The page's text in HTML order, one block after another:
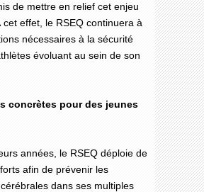
de mettre en relief cet enjeu
effet, le RSEQ continuera à
nécessaires à la sécurité
évoluant au sein de son
concrètes pour des jeunes
années, le RSEQ déploie de
afin de prévenir les
dans ses multiples